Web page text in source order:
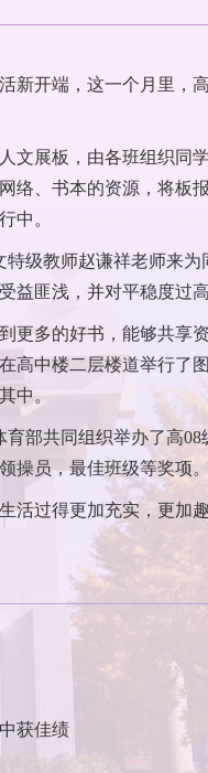
新开端，这一个月里，
展板，由各班组织同
络、书本的资源，将
中。
级教师赵谦祥老师来
匪浅，并对平稳度过
多的好书，能够共享
高中楼二层楼道举行了
中。
部共同组织举办了高
操员，最佳班级等奖项。
活过得更加充实，更加趣
获佳绩